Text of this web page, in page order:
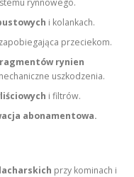
i kolankach.
zapobiegająca przeciekom.
rynien
uszkodzenia.
i filtrów.
abonamentowa.
przy kominach i